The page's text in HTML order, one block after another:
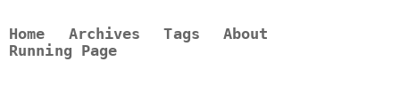
Home Archives Tags
About
Running Page